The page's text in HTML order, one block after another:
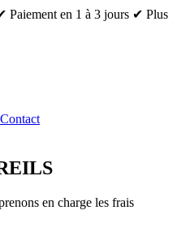
Paiement en 1 à 3 jours ✔ Plus
Contact
en charge les frais